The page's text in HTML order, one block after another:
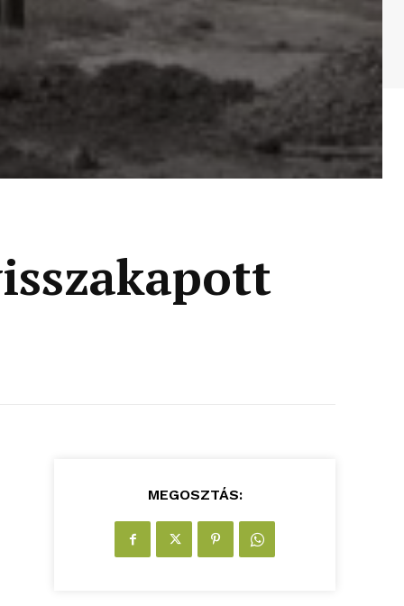
MEGOSZTÁS: